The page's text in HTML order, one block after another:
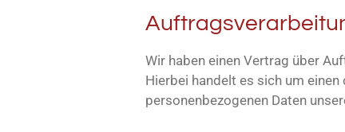
Wir haben einen Vertrag über
Hierbei handelt es sich um
personenbezogenen Daten